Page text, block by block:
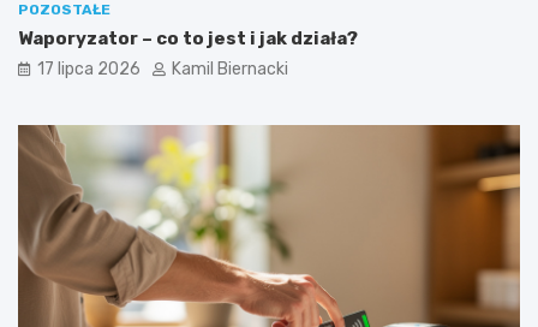
POZOSTAŁE
Waporyzator – co to jest i jak działa?
17 lipca 2026 Kamil Biernacki